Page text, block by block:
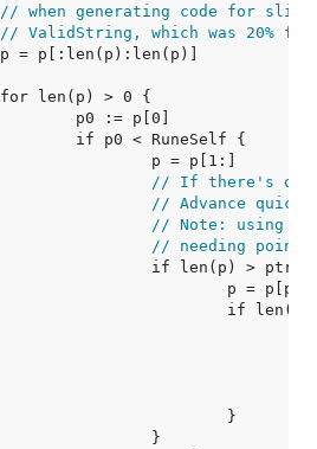
// when generating code for
// ValidString, which was 20%
// If there's one
// Advance
// Note: using >
// needing